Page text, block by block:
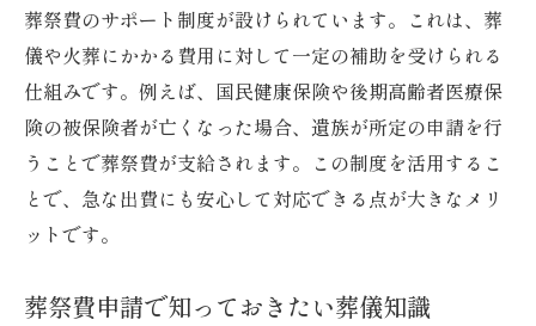
葬祭費のサポート制度が設けられています。これは、葬
儀や火葬にかかる費用に対して一定の補助を受けられる
仕組みです。例えば、国民健康保険や後期高齢者医療保
険の被保険者が亡くなった場合、遺族が所定の申請を行
うことで葬祭費が支給されます。この制度を活用するこ
とで、急な出費にも安心して対応できる点が大きなメリ
ットです。
葬祭費申請で知っておきたい葬儀知識